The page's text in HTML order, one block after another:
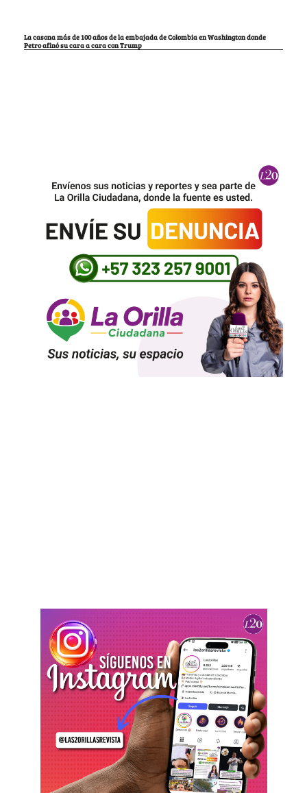
La casona más de 100 años de la embajada de Colombia en Washington donde
Petro afinó su cara a cara con Trump